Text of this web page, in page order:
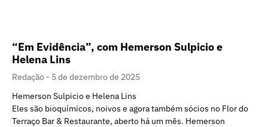
“Em Evidência”, com Hemerson Sulpicio e
Helena Lins
Redação
5 de dezembro de 2025
Hemerson Sulpicio e Helena Lins
Eles são bioquímicos, noivos e agora também sócios no Flor do
Terraço Bar & Restaurante, aberto há um mês. Hemerson